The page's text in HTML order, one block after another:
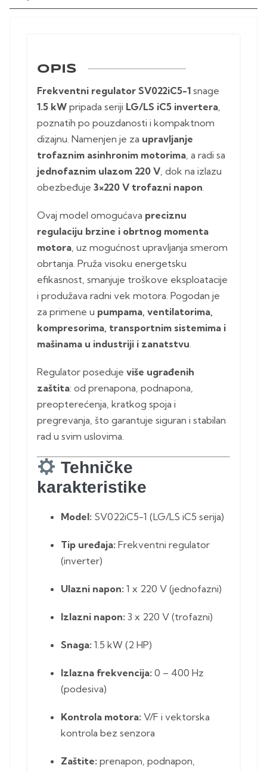
OPIS
Frekventni regulator SV022iC5-1 snage
1.5 kW pripada seriji LG/LS iC5 invertera
poznatih po pouzdanosti i kompaktnom
dizajnu. Namenjen je za upravljanje
trofaznim asinhronim motorima , a radi sa
jednofaznim ulazom 220 V , dok na izlazu
obezbeđuje 3×220 V trofazni napon
Ovaj model omogućava preciznu
regulaciju brzine i obrtnog momenta
motora , uz mogućnost upravljanja smerom
obrtanja. Pruža visoku energetsku
efikasnost, smanjuje troškove eksploatacije
i produžava radni vek motora. Pogodan je
za primene u pumpama, ventilatorima,
kompresorima, transportnim sistemima i
mašinama u industriji i zanatstvu
Regulator poseduje više ugrađenih
zaštita: od prenapona, podnapona,
preopterećenja, kratkog spoja i
pregrevanja, što garantuje siguran i stabilan
rad u svim uslovima.
Tehničke
karakteristike
Model: SV022iC5-1 (LG/LS iC5 serija)
Tip uređaja: Frekventni regulator
(inverter)
Ulazni napon: 1 x 220 V (jednofazni)
Izlazni napon: 3 x 220 V (trofazni)
Snaga: 1.5 kW (2 HP)
Izlazna frekvencija: 0 – 400 Hz
(podesiva)
Kontrola motora: V/F i vektorska
kontrola bez senzora
Zaštite: prenapon, podnapon,